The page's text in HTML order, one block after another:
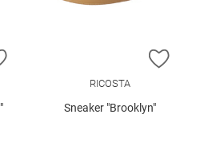
ZUR WUNSCHLISTE HINZUFÜGEN
ZUR
RICOSTA
Sneaker "Brooklyn"